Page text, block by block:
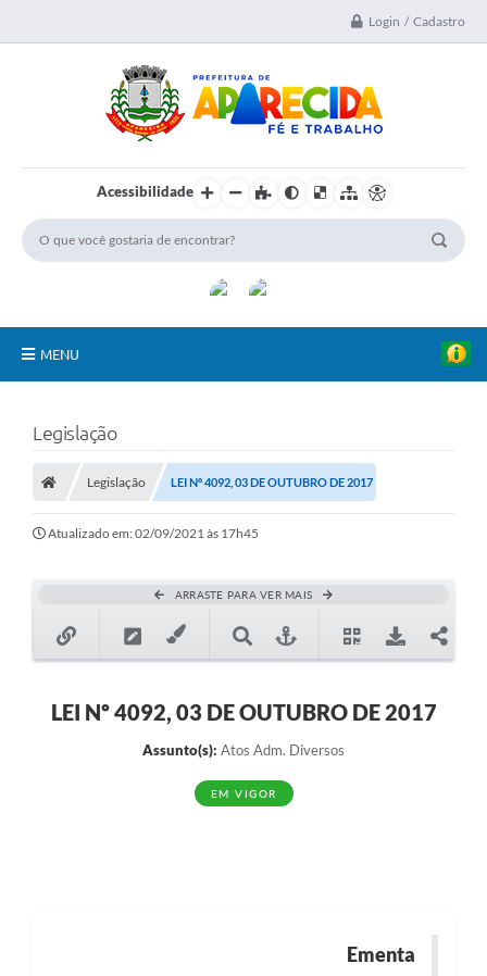
Login / Cadastro
Acessibilidade
MENU
Secretarias
Transparência
Turismo
Coronavírus
Serviços Online
Legislação
Legislação LEI Nº 4092, 03 DE OUTUBRO DE 2017
Atualizado em: 02/09/2021 às 17h45
ARRASTE PARA VER MAIS
LEI Nº 4092, 03 DE OUTUBRO DE 2017
Assunto(s): Atos Adm. Diversos
EM VIGOR
Ementa